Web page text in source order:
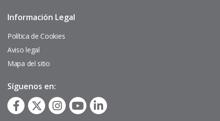
Pie
página
Información Legal
Política de Cookies
Aviso legal
Mapa del sitio
Síguenos en: